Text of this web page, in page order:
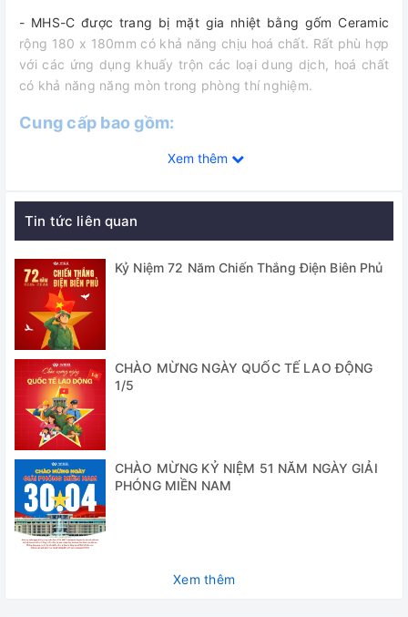
- MHS-C được trang bị mặt gia nhiệt bằng gốm Ceramic
rộng 180 x 180mm có khả năng chịu hoá chất. Rất phù hợp
với các ứng dụng khuấy trộn các loại dung dịch, hoá chất
có khả năng năng mòn trong phòng thí nghiệm.
Cung cấp bao gồm:
- Máy khuấy từ gia nhiệt MHS-C
- Hướng dẫn sử dụng tiếng Anh - tiếng Việt
Thông số kỹ thuật
Model
Dải tốc độ
Công suất gia
nhiệt
Công suất
khuấy
Mặt khuấy
(mm)
Nguồn điện
Kiểu cơ núm vặn
Xem thêm
Tin tức liên quan
Kỷ Niệm 72 Năm Chiến Thắng Điện Biên Phủ
CHÀO MỪNG NGÀY QUỐC TẾ LAO ĐỘNG
1/5
CHÀO MỪNG KỶ NIỆM 51 NĂM NGÀY GIẢI
PHÓNG MIỀN NAM
Xem thêm